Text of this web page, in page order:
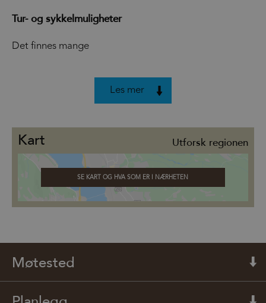
Tur- og sykkelmuligheter
Det finnes mange
Les mer
Kart Utforsk regionen
SE KART OG HVA SOM ER I NÆRHETEN
Møtested